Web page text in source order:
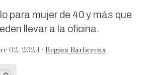
para mujer de 40 y más que
llevar a la oficina.
02, 2024 • Regina Barberena